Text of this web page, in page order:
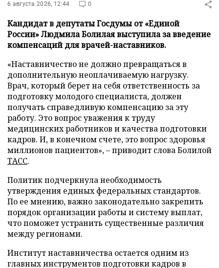
6 августа 2026, 12:44 0
Кандидат в депутаты Госдумы от «Единой
России» Людмила Болилая выступила за введение
компенсаций для врачей-наставников.
«Наставничество не должно превращаться в
дополнительную неоплачиваемую нагрузку.
Врач, который берет на себя ответственность за
подготовку молодого специалиста, должен
получать справедливую компенсацию за эту
работу. Это вопрос уважения к труду
медицинских работников и качества подготовки
кадров. И, в конечном счете, это вопрос здоровья
миллионов пациентов», – приводит слова Болилой
ТАСС.
Политик подчеркнула необходимость
утверждения единых федеральных стандартов.
По ее мнению, важно законодательно закрепить
порядок организации работы и систему выплат,
что поможет устранить существенные различия
между регионами.
Институт наставничества остается одним из
главных инструментов подготовки кадров в